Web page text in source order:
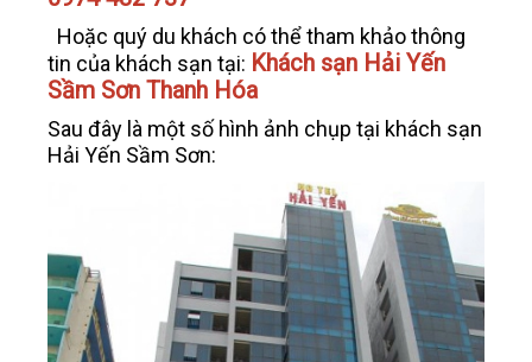
Hoặc quý du khách có thể tham khảo thông
tin của khách sạn tại: Khách sạn Hải Yến
Sầm Sơn Thanh Hóa
Sau đây là một số hình ảnh chụp tại khách sạn
Hải Yến Sầm Sơn: